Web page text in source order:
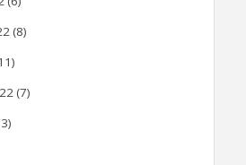
(8)
(7)